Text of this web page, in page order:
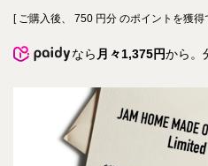
[ ご購入後、 750 円分 のポイントを獲得
なら 月々1,375円から。